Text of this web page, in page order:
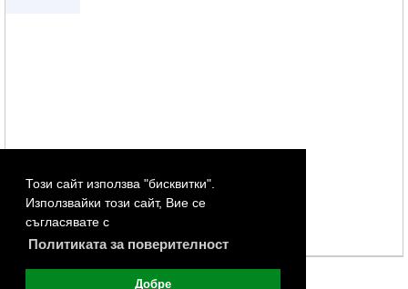
Този сайт използва "бисквитки".
Използвайки този сайт, Вие се
съгласявате с
Политиката за поверителност
Добре